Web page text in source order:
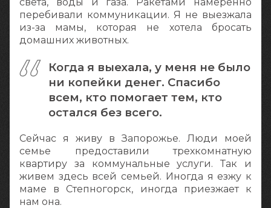
перебивали коммуникации. Я не выезжала
из-за мамы, которая не хотела бросать
домашних животных.
Когда я выехала, у меня не было
ни копейки денег. Спасибо
всем, кто помогает тем, кто
остался без всего.
Сейчас я живу в Запорожье. Люди моей
семье предоставили трехкомнатную
квартиру за коммунальные услуги. Так и
живем здесь всей семьей. Иногда я езжу к
маме в Степногорск, иногда приезжает к
нам она.